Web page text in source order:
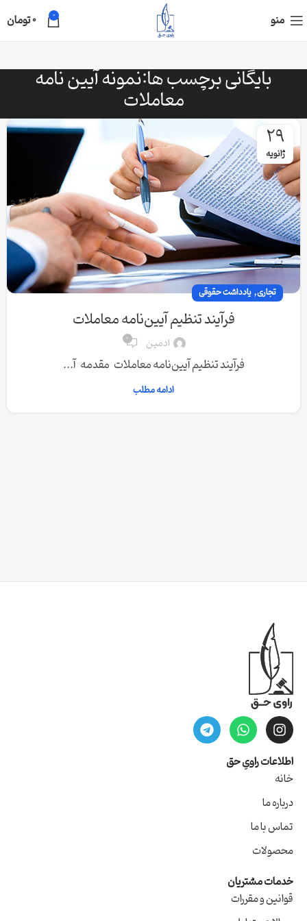
منو 0
0تومان
بایگانی برچسب ها:نمونه آیین نامه
معاملات
29
ژانویه
تجاری, یادداشت حقوقی
فرآیند تنظیم آیین‌نامه معاملات
ادمین 0
فرآیند تنظیم آیین‌نامه معاملات مقدمه آ...
ادامه مطلب
اطلاعات راویِ حق
خانه
درباره ما
تماس با ما
محصولات
خدمات مشتریان
قوانین و مقررات